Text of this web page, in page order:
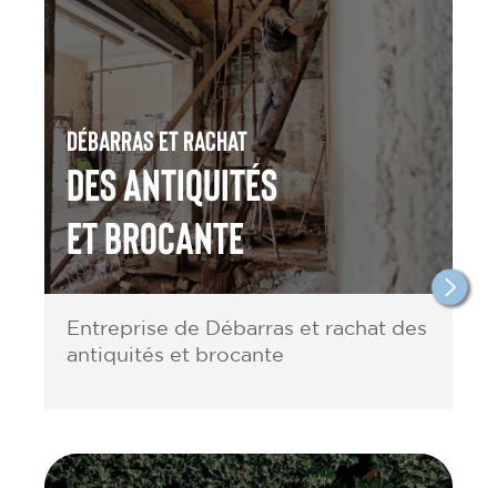
Débarras et rachat
des antiquités
et brocante
Entreprise de Débarras et rachat des
antiquités et brocante